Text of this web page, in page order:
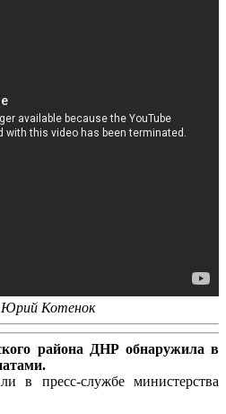
Юрий Котенок
района ДНР обнаружила в
в пресс-службе министерства